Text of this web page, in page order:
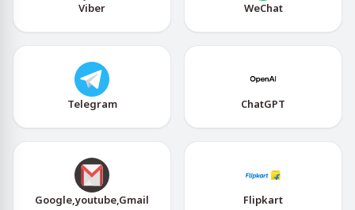
Viber WeChat
Telegram ChatGPT
Google,youtube,Gmail Flipkart